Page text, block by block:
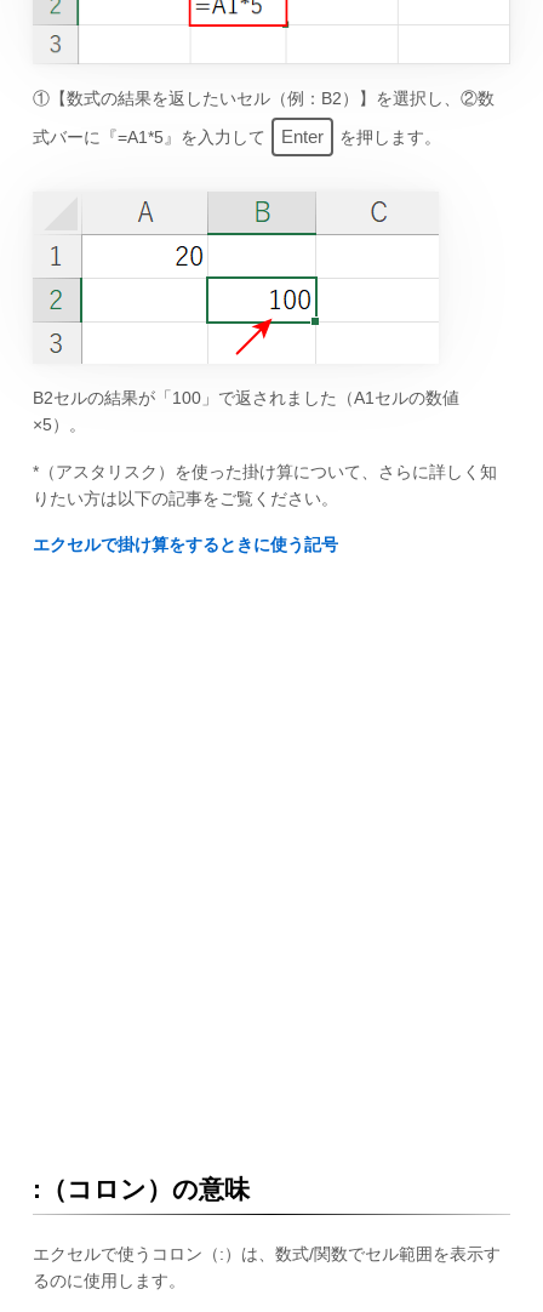
①【数式の結果を返したいセル（例：B2）】を選択し、②数
式バーに『=A1*5』を入力して
Enter を押します。
B2セルの結果が「100」で返されました（A1セルの数値
×5）。
*（アスタリスク）を使った掛け算について、さらに詳しく知
りたい方は以下の記事をご覧ください。
エクセルで掛け算をするときに使う記号
:（コロン）の意味
エクセルで使うコロン（:）は、数式/関数でセル範囲を表示す
るのに使用します。